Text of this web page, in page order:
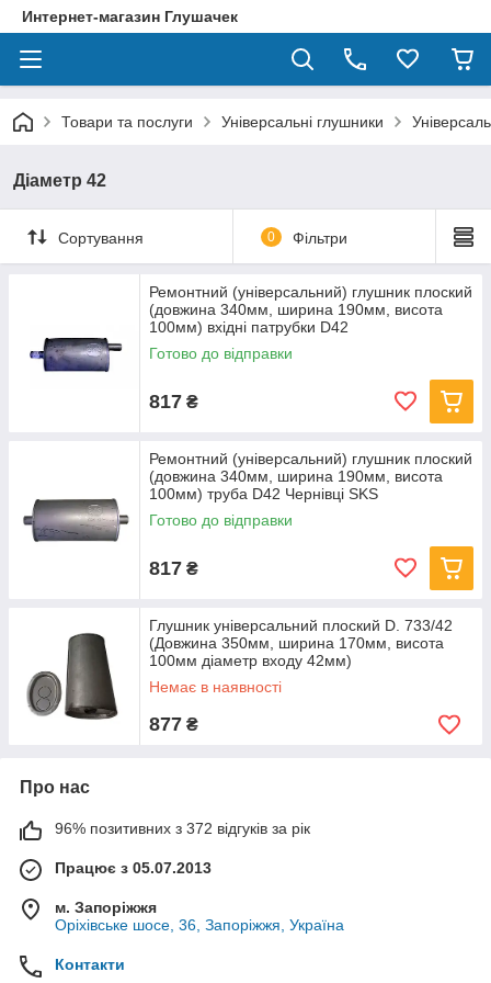
Интернет-магазин Глушачек
Товари та послуги Універсальні глушники
Діаметр 42
Сортування 0 Фільтри
Ремонтний (універсальний) глушник плоский
(довжина 340мм, ширина 190мм, висота
100мм) вхідні патрубки D42
Готово до відправки
817 ₴
Ремонтний (універсальний) глушник плоский
(довжина 340мм, ширина 190мм, висота
100мм) труба D42 Чернівці SKS
Готово до відправки
817 ₴
Глушник універсальний плоский D. 733/42
(Довжина 350мм, ширина 170мм, висота
100мм діаметр входу 42мм)
Немає в наявності
877 ₴
Про нас
96% позитивних з 372 відгуків за рік
Працює з 05.07.2013
м. Запоріжжя
Оріхівське шосе, 36, Запоріжжя, Україна
Контакти